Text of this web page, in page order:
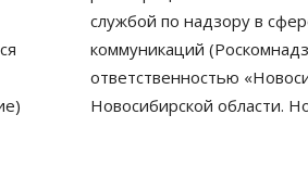
службой по надзору в
коммуникаций
ответственностью
Новосибирской области.